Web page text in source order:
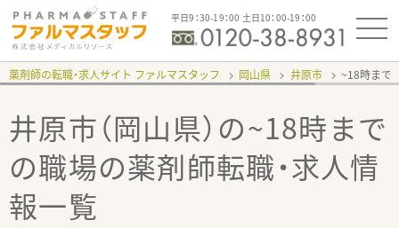
平日9：30-19：00 土日10：00-19：00
薬剤師の転職・求人サイト ファルマスタッフ 岡山県 井原市 ~18時まで
井原市（岡山県）の~18時まで
の職場の薬剤師転職・求人情
報一覧